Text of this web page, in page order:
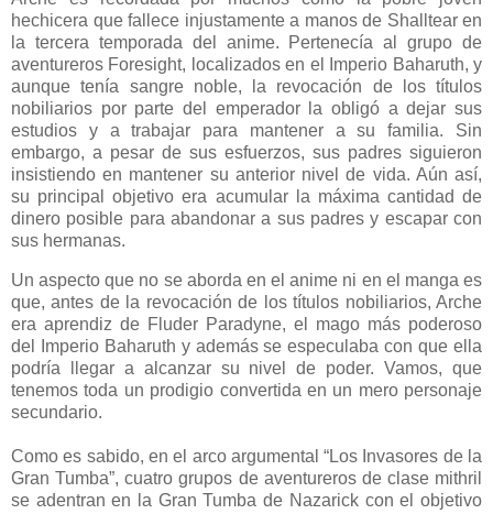
hechicera que fallece injustamente a manos de Shalltear en
la tercera temporada del anime. Pertenecía al grupo de
aventureros Foresight, localizados en el Imperio Baharuth, y
aunque tenía sangre noble, la revocación de los títulos
nobiliarios por parte del emperador la obligó a dejar sus
estudios y a trabajar para mantener a su familia. Sin
embargo, a pesar de sus esfuerzos, sus padres siguieron
insistiendo en mantener su anterior nivel de vida. Aún así,
su principal objetivo era acumular la máxima cantidad de
dinero posible para abandonar a sus padres y escapar con
sus hermanas.
Un aspecto que no se aborda en el anime ni en el manga es
que, antes de la revocación de los títulos nobiliarios, Arche
era aprendiz de Fluder Paradyne, el mago más poderoso
del Imperio Baharuth y además se especulaba con que ella
podría llegar a alcanzar su nivel de poder. Vamos, que
tenemos toda un prodigio convertida en un mero personaje
secundario.
Como es sabido, en el arco argumental “Los Invasores de la
Gran Tumba”, cuatro grupos de aventureros de clase mithril
se adentran en la Gran Tumba de Nazarick con el objetivo